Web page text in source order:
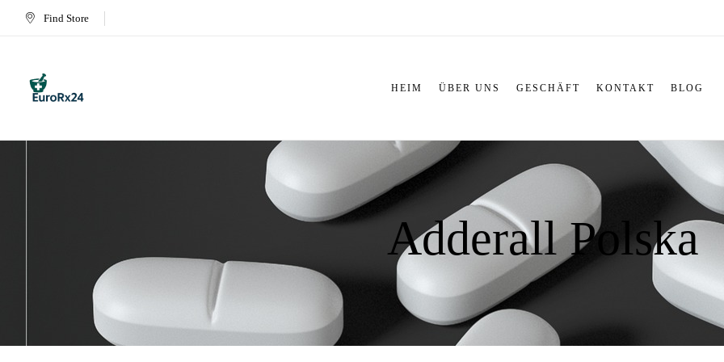
Find Store
HEIM ÜBER UNS GESCHÄFT KONTAKT BLOG
Adderall Polska